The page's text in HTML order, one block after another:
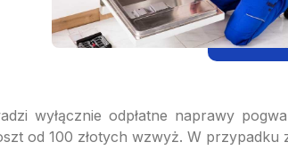
wyłącznie odpłatne naprawy
od 100 złotych wzwyż. W przypadku